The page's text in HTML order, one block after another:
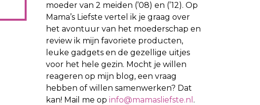
moeder van 2 meiden (’08) en (’12). Op
Mama’s Liefste vertel ik je graag over
het avontuur van het moederschap en
review ik mijn favoriete producten,
leuke gadgets en de gezellige uitjes
voor het hele gezin. Mocht je willen
reageren op mijn blog, een vraag
hebben of willen samenwerken? Dat
kan! Mail me op info@mamasliefste.nl .